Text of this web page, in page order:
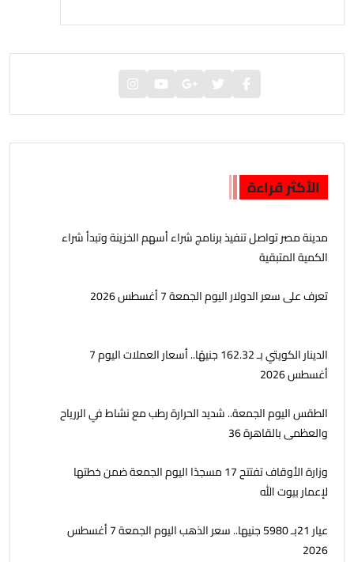
الأكثر قراءة
مدينة مصر تواصل تنفيذ برنامج شراء أسهم الخزينة وتبدأ شراء
الكمية المتبقية
تعرف على سعر الدولار اليوم الجمعة 7 أغسطس 2026
الدينار الكويتي بـ 162.32 جنيهًا.. أسعار العملات اليوم 7
أغسطس 2026
الطقس اليوم الجمعة.. شديد الحرارة رطب مع نشاط في الررياح
والعظمى بالقاهرة 36
وزارة الأوقاف تفتتح 17 مسجدًا اليوم الجمعة ضمن خطتها
لإعمار بيوت الله
عيار 21بـ 5980 جنيها.. سعر الذهب اليوم الجمعة 7 أغسطس
2026